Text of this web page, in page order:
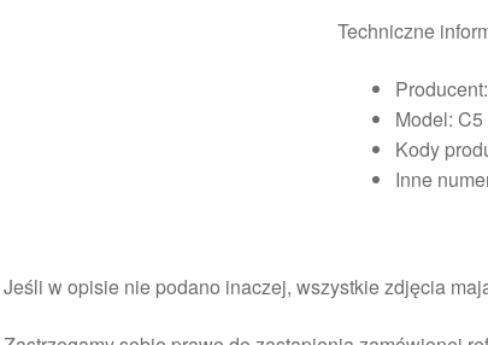
Techniczne
Model: C5
Kody
Inne
Jeśli w opisie nie podano inaczej, wszystkie zdjęcia